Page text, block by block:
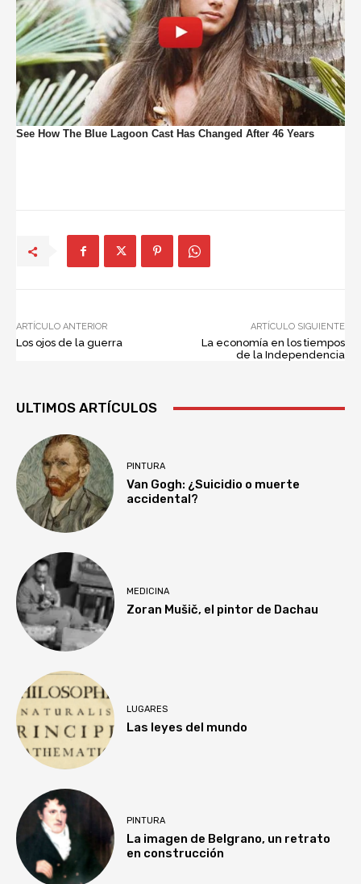
ARTÍCULO ANTERIOR
Los ojos de la guerra
ARTÍCULO SIGUIENTE
La economía en los tiempos
de la Independencia
ULTIMOS ARTÍCULOS
PINTURA
Van Gogh: ¿Suicidio o muerte
accidental?
MEDICINA
Zoran Mušič, el pintor de Dachau
LUGARES
Las leyes del mundo
PINTURA
La imagen de Belgrano, un retrato
en construcción